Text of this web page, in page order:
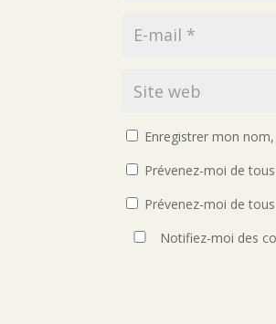
Enregistrer mon
Prévenez-moi de
Prévenez-moi de
Notifiez-moi des